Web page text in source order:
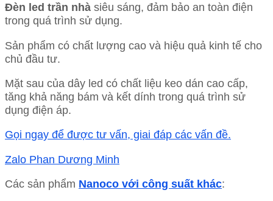
Đèn led trần nhà siêu sáng, đảm bảo an toàn điện
trong quá trình sử dụng.
Sản phẩm có chất lượng cao và hiệu quả kinh tế cho
chủ đầu tư.
Mặt sau của dây led có chất liệu keo dán cao cấp,
tăng khả năng bám và kết dính trong quá trình sử
dụng điện áp.
Gọi ngay để được tư vấn, giai đáp các vấn đề.
Zalo Phan Dương Minh
Các sản phẩm Nanoco với công suất khác: